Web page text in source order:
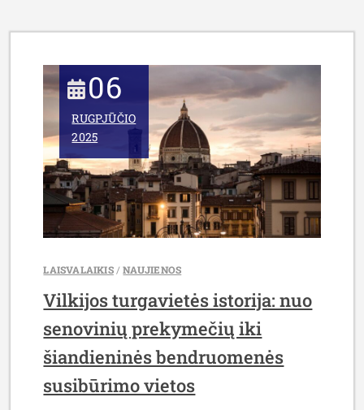
NEŽINO
PATYS
MIESTELIO
GYVENTOJAI”
06
RUGPJŪČIO
2025
LAISVALAIKIS/NAUJIENOS
Vilkijos turgavietės istorija: nuo
senovinių prekymečių iki
šiandieninės bendruomenės
susibūrimo vietos